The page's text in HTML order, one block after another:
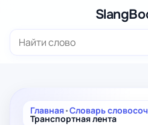
содержимому
Поиск:
Главная•Словарь
Транспортная лента